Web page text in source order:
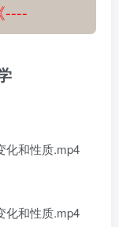
----
和性质.mp4
和性质.mp4